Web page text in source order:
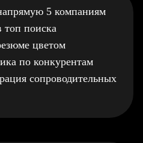
5 компаниям
топ поиска
цветом
по конкурентам
сопроводительных